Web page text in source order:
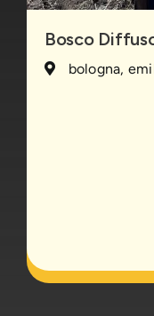
Bosco
bologna,